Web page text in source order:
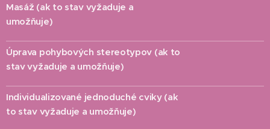
Masáž (ak to stav vyžaduje a
umožňuje)
Úprava pohybových stereotypov (ak to
stav vyžaduje a umožňuje)
Individualizované jednoduché cviky (ak
to stav vyžaduje a umožňuje)